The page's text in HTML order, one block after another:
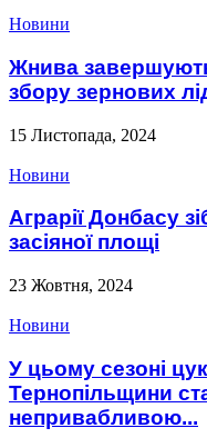
Новини
Жнива
збору зернових
15 Листопада, 2024
Новини
Аграрії Донбасу
засіяної площі
23 Жовтня, 2024
Новини
У цьому сезоні
Тернопільщини
непривабливою...